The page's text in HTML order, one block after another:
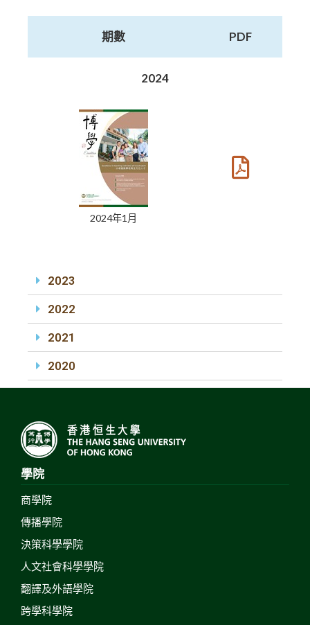
期數 PDF
2024
2024年1月
2023
2022
2021
2020
學院
商學院
傳播學院
決策科學學院
人文社會科學學院
翻譯及外語學院
跨學科學院